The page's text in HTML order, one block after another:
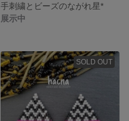
手刺繍とビーズのながれ星*
展示中
SOLD OUT